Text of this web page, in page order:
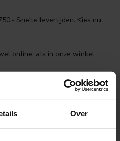
Over
Snelle levertijden. Kies nu
online, als in onze winkel
gratis nieuwsbrief.
acties